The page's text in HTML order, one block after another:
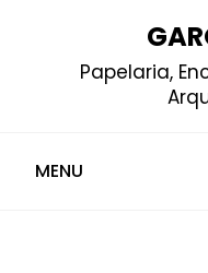
Papelaria,
MENU